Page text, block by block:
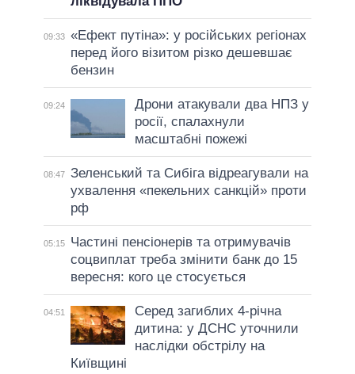
09:33 «Ефект путіна»: у російських регіонах
перед його візитом різко дешевшає
бензин
09:24
Дрони атакували два НПЗ у
росії, спалахнули
масштабні пожежі
08:47 Зеленський та Сибіга відреагували на
ухвалення «пекельних санкцій» проти
рф
05:15
Частині пенсіонерів та отримувачів
соцвиплат треба змінити банк до 15
вересня: кого це стосується
04:51
Серед загиблих 4-річна
дитина: у ДСНС уточнили
наслідки обстрілу на
Київщині